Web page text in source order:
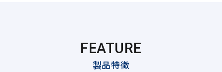
FEATURE
製品特徴